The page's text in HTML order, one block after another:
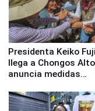
Presidenta Keiko
llega a Chongos
anuncia medidas
educación, salud y